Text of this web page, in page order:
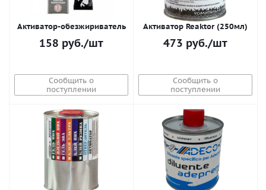
Активатор-обезжириватель
158 руб./шт
Сообщить о
поступлении
Активатор Reaktor (250мл)
473 руб./шт
Сообщить о
поступлении